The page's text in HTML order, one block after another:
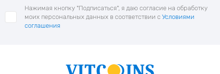
Нажимая кнопку "Подписаться", я даю согласие на обработку
моих персональных данных в соответствии с Условиями
соглашения